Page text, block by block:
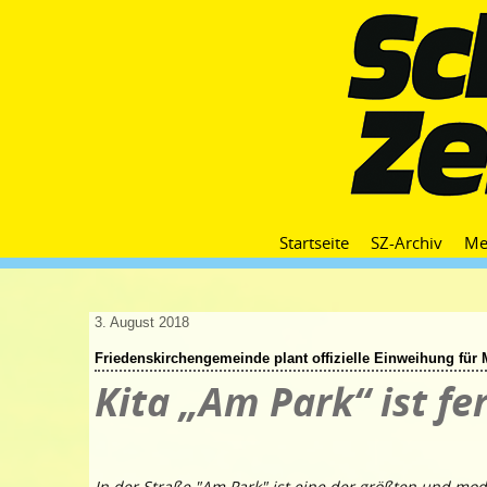
Startseite SZ-Archiv
3. August 2018
Friedenskirchengemeinde plant offizielle Einweihung für
Kita „Am Park“ ist